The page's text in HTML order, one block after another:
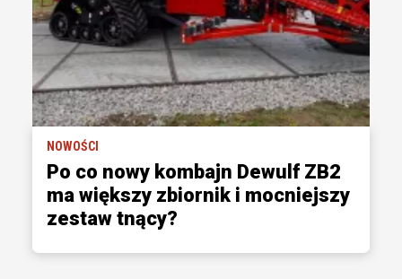
NOWOŚCI
Po co nowy kombajn Dewulf ZB2
ma większy zbiornik i mocniejszy
zestaw tnący?